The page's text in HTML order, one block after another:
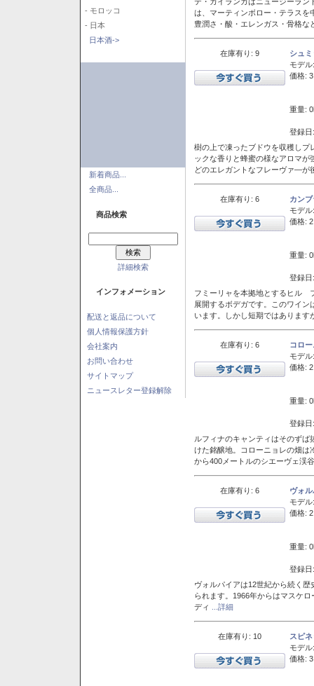
- モロッコ
- 日本
日本酒->
新着商品...
全商品...
商品検索
詳細検索
インフォメーション
配送と返品について
個人情報保護方針
会社案内
お問い合わせ
サイトマップ
ニュースレター登録解除
は、マーティンボロー・テラスを
豊潤さ・酸・エレンガス・骨格
在庫有り: 9
シュ
モデル:
価格:
重量:
登録
樹の上で凍ったブドウを収穫しプ
ックな香りと蜂蜜の様なアロマ
どのエレガントなフレーヴァ―が
在庫有り: 6
カン
モデル:
価格:
重量:
登録
フミーリャを本拠地とするヒル
展開するボデガです。このワイ
います。しかし短期ではありま
在庫有り: 6
コロ
モデル:
価格:
重量:
登録
ルフィナのキャンティはそのず
けた銘醸地。コローニョレの畑は
から400メートルのシエーヴェ渓
在庫有り: 6
ヴォ
モデル:
価格:
重量:
登録
ヴォルパイアは12世紀から続く
られます。1966年からはマスケ
ディ
...詳細
在庫有り: 10
スピ
モデル:
価格: